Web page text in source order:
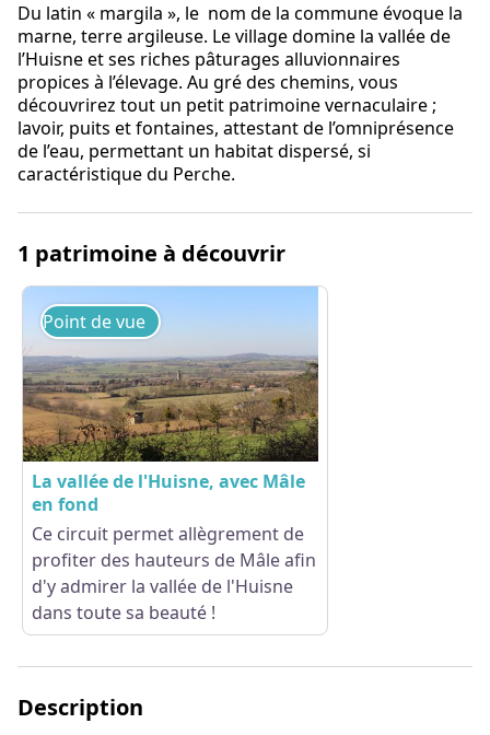
Du latin « margila », le nom de la commune évoque la
marne, terre argileuse. Le village domine la vallée de
l’Huisne et ses riches pâturages alluvionnaires
propices à l’élevage. Au gré des chemins, vous
découvrirez tout un petit patrimoine vernaculaire ;
lavoir, puits et fontaines, attestant de l’omniprésence
de l’eau, permettant un habitat dispersé, si
caractéristique du Perche.
1 patrimoine à découvrir
Voir l'image en plein écran
Point de vue
La vallée de l'Huisne, avec Mâle
en fond
Ce circuit permet allègrement de
profiter des hauteurs de Mâle afin
d'y admirer la vallée de l'Huisne
dans toute sa beauté !
Description